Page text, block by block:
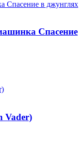
Спасение
Vader)